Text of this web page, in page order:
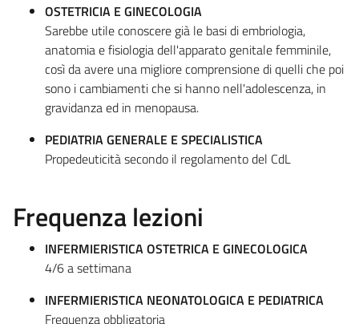
OSTETRICIA E GINECOLOGIA
Sarebbe utile conoscere già le basi di embriologia,
anatomia e fisiologia dell'apparato genitale femminile,
così da avere una migliore comprensione di quelli che poi
sono i cambiamenti che si hanno nell'adolescenza, in
gravidanza ed in menopausa.
PEDIATRIA GENERALE E SPECIALISTICA
Propedeuticità secondo il regolamento del CdL
Frequenza lezioni
INFERMIERISTICA OSTETRICA E GINECOLOGICA
4/6 a settimana
INFERMIERISTICA NEONATOLOGICA E PEDIATRICA
Frequenza obbligatoria